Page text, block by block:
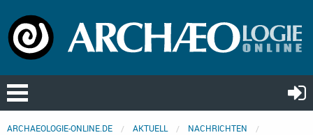
ARCHAEOLOGIE-ONLINE.DE AKTUELL
NACHRICHTEN